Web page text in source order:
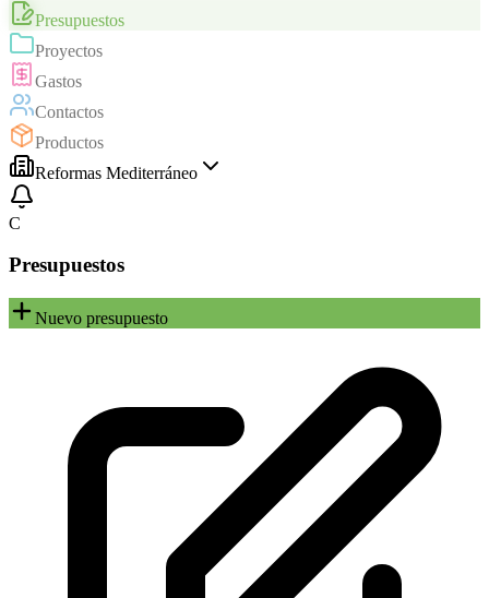
Presupuestos
Proyectos
Gastos
Contactos
Productos
Reformas Mediterráneo
C
Presupuestos
Nuevo presupuesto